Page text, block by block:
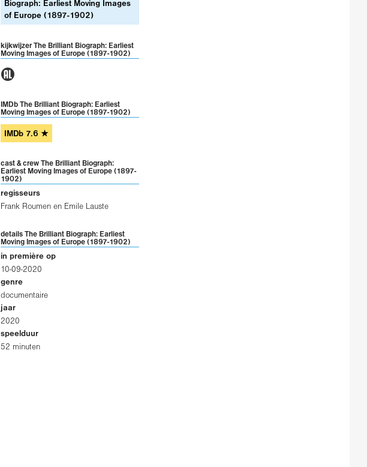
Biograph: Earliest Moving Images
of Europe (1897-1902)
kijkwijzer The Brilliant Biograph: Earliest
Moving Images of Europe (1897-1902)
1
IMDb The Brilliant Biograph: Earliest
Moving Images of Europe (1897-1902)
IMDb 7.6 ★
cast & crew The Brilliant Biograph:
Earliest Moving Images of Europe (1897-
1902)
regisseurs
Frank Roumen en Emile Lauste
details The Brilliant Biograph: Earliest
Moving Images of Europe (1897-1902)
in première op
10-09-2020
genre
documentaire
jaar
2020
speelduur
52 minuten